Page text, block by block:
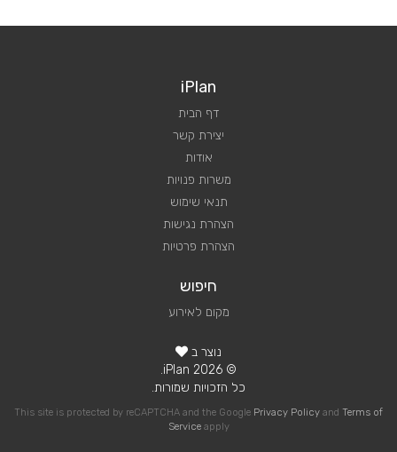
iPlan
דף הבית
יצירת קשר
אודות
משרות פנויות
תנאי שימוש
הצהרת נגישות
הצהרת פרטיות
חיפוש
מקום לאירוע
נוצר ב
© 2026 iPlan.
כל הזכויות שמורות.
This site is protected by reCAPTCHA and the Google Privacy Policy and Terms of
Serviceapply